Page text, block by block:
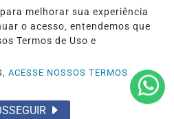
melhorar sua experiência
o acesso, entendemos que
Termos de Uso e
ACESSE NOSSOS TERMOS